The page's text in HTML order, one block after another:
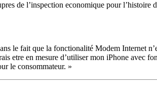
de l’inspection economique pour
le fait que la fonctionalité Modem Internet
etre en mesure d’utiliser mon iPhone
le consommateur. »